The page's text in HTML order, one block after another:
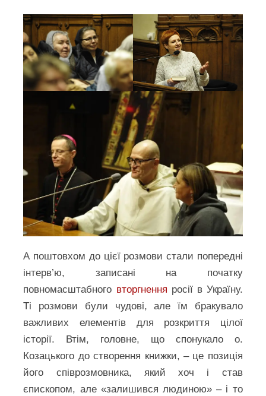
А поштовхом до цієї розмови стали попередні
інтерв’ю, записані на початку
повномасштабного вторгнення росії в Україну.
Ті розмови були чудові, але їм бракувало
важливих елементів для розкриття цілої
історії. Втім, головне, що спонукало о.
Козацького до створення книжки, – це позиція
його співрозмовника, який хоч і став
єпископом, але «залишився людиною» – і то